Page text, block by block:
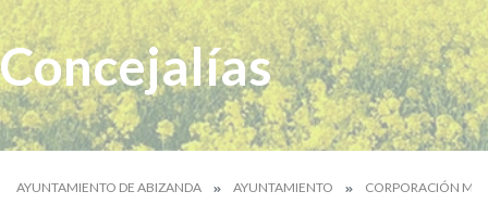
Concejalías
AYUNTAMIENTO DE ABIZANDA AYUNTAMIENTO CORPORACIÓN